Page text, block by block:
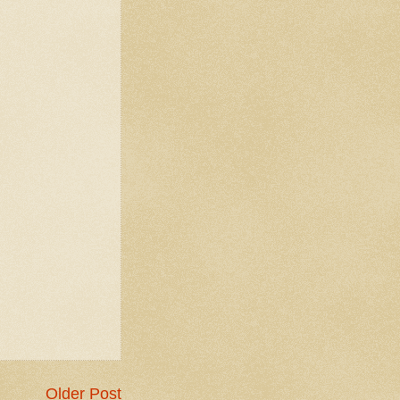
Older Post